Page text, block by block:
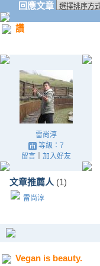
回應文章
讚
雷尚淳
等級：7
留言｜ 加入好友
文章推薦人 (1)
雷尚淳
Vegan is beauty.